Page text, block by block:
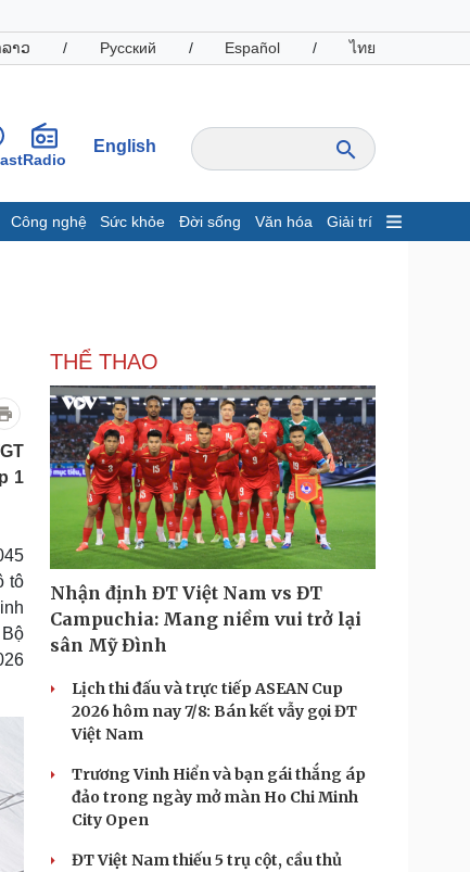
າວ / Русский / Español / ไทย
Radio
English
Công nghệ Sức khỏe Đời sống Văn hóa Giải trí
Giá cà phê
nghiệp
tin doanh nghiệp
nghiệp 24h
Công nghệ
Sành điệu
Tin Công nghệ
Trải nghiệm
Chuyển đổi số
Tour
Podcast
Câu chuyện thời sự
Cửa sổ tình yêu
Kể chuyện cho bé
Hạt giống tâm hồn
1
tô
THỂ THAO
Nhận định ĐT Việt Nam vs ĐT
Campuchia: Mang niềm vui trở lại
sân Mỹ Đình
Lịch thi đấu và trực tiếp ASEAN Cup
2026 hôm nay 7/8: Bán kết vẫy gọi ĐT
Việt Nam
Trương Vinh Hiển và bạn gái thắng áp
đảo trong ngày mở màn Ho Chi Minh
City Open
ĐT Việt Nam thiếu 5 trụ cột, cầu thủ